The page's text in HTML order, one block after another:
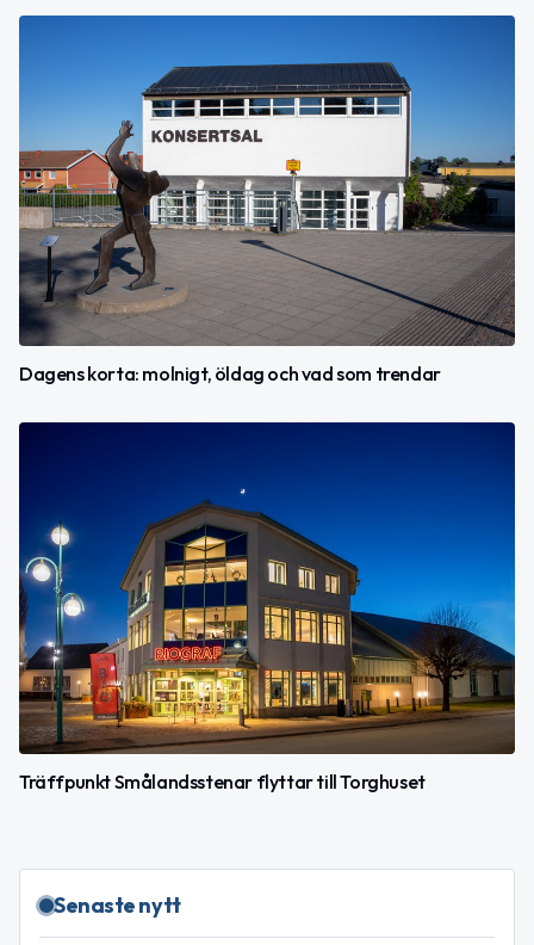
Dagens korta: molnigt, öldag och vad som trendar
Träffpunkt Smålandsstenar flyttar till Torghuset
Senaste nytt